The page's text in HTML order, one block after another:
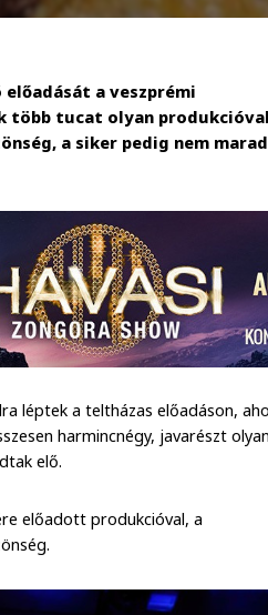
a veszprémi
több tucat olyan produkcióval
a siker pedig nem
léptek a teltházas előadáson,
harmincnégy, javarészt olyan
elő.
előadott produkcióval, a